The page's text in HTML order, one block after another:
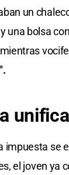
un
una bolsa
impuesta se
el joven ya